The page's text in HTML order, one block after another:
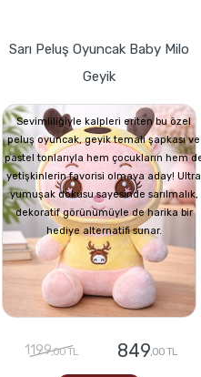
Sarı Peluş Oyuncak Baby Milo
Geyik
Sevimliliğiyle kalpleri eriten bu özel
peluş oyuncak, geyik temalı şapkası ve
pastel tonlarıyla hem çocukların hem
yetişkinlerin favorisi olmaya aday! Ultra
yumuşak dokusu sayesinde sarılmalık,
dekoratif görünümüyle de harika bir
hediye alternatifi sunar.
1199,00 TL 849,00 TL